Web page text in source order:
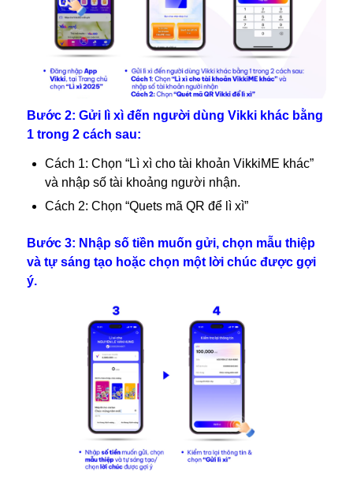
Bước 2: Gửi lì xì đến người dùng Vikki khác bằng
1 trong 2 cách sau:
Cách 1: Chọn “Lì xì cho tài khoản VikkiME khác”
và nhập số tài khoảng người nhận.
Cách 2: Chọn “Quets mã QR để lì xì”
Bước 3: Nhập số tiền muốn gửi, chọn mẫu thiệp
và tự sáng tạo hoặc chọn một lời chúc được gợi
ý.